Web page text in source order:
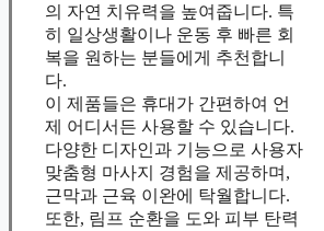
의 자연 치유력을 높여줍니다. 특
히 일상생활이나 운동 후 빠른 회
복을 원하는 분들에게 추천합니
다.
이 제품들은 휴대가 간편하여 언
제 어디서든 사용할 수 있습니다.
다양한 디자인과 기능으로 사용자
맞춤형 마사지 경험을 제공하며,
근막과 근육 이완에 탁월합니다.
또한, 림프 순환을 도와 피부 탄력